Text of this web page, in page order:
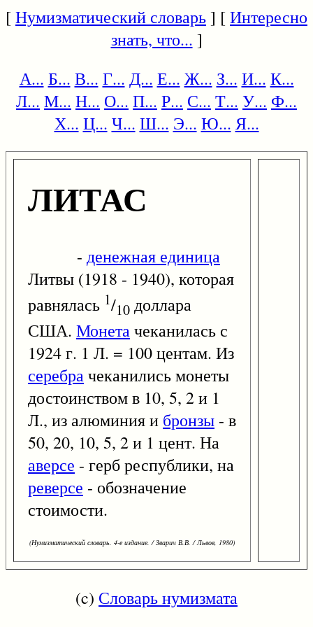
[Нумизматический словарь] [Интересно
знать, что... ]
А... Б... В... Г... Д... Е... Ж... З... И... К...
Л... М... Н... О... П... Р... С... Т... У... Ф...
Х... Ц... Ч... Ш... Э... Ю... Я...
ЛИТАС
- денежная единица
Литвы (1918 - 1940), которая
равнялась 1/10 доллара
США. Монетачеканилась с
1924 г. 1 Л. = 100 центам. Из
серебрачеканились монеты
достоинством в 10, 5, 2 и 1
Л., из алюминия и бронзы - в
50, 20, 10, 5, 2 и 1 цент. На
аверсе - герб республики, на
реверсе - обозначение
стоимости.
(Нумизматический словарь. 4-е издание. / Зварич В.В. / Львов, 1980)
(c) Словарь нумизмата